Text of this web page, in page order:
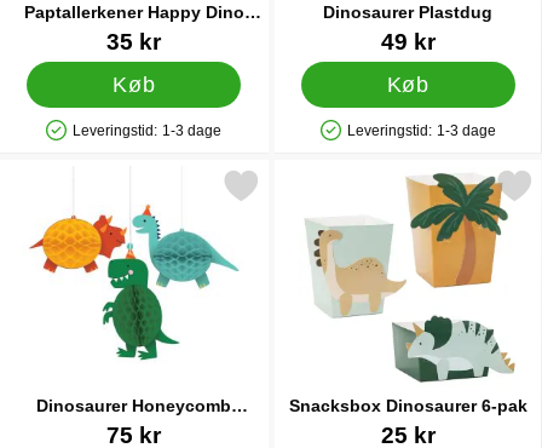
Paptallerkener Happy Dino
Birthday
Varenr 4115735 kr
Køb
Produkttilgængelighed: På lager
Leveringstid: 1-3 dage
Dinosaurer Plastdug
Varenr 3633549 kr
Køb
Produkttilgængelighed: På lager
Leveringstid: 1-3 dage
Dinosaurer Honeycomb
Dekorationer
Varenr 3633875 kr
dinosaurer Honeycomb Dekorationer som favorit
Snacksbox Dinosaurer 6-pak
Varenr 8337825 kr
Markér snacksbox